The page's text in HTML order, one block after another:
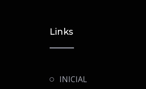
Links
INICIAL